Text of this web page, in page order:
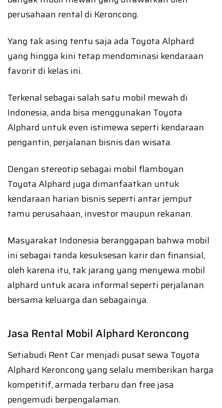
perusahaan rental di Keroncong.
Yang tak asing tentu saja ada Toyota Alphard
yang hingga kini tetap mendominasi kendaraan
favorit di kelas ini.
Terkenal sebagai salah satu mobil mewah di
Indonesia, anda bisa menggunakan Toyota
Alphard untuk even istimewa seperti kendaraan
pengantin, perjalanan bisnis dan wisata.
Dengan stereotip sebagai mobil flamboyan
Toyota Alphard juga dimanfaatkan untuk
kendaraan harian bisnis seperti antar jemput
tamu perusahaan, investor maupun rekanan.
Masyarakat Indonesia beranggapan bahwa mobil
ini sebagai tanda kesuksesan karir dan finansial,
oleh karena itu, tak jarang yang menyewa mobil
alphard untuk acara informal seperti perjalanan
bersama keluarga dan sebagainya.
Jasa Rental Mobil Alphard Keroncong
Setiabudi Rent Car menjadi pusat sewa Toyota
Alphard Keroncong yang selalu memberikan harga
kompetitif, armada terbaru dan free jasa
pengemudi berpengalaman.